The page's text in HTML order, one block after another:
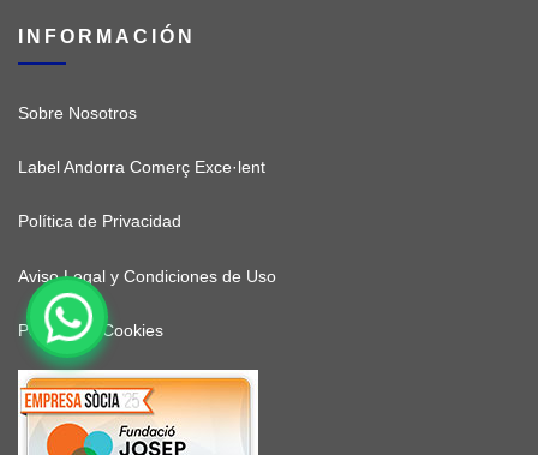
INFORMACIÓN
Sobre Nosotros
Label Andorra Comerç Exce·lent
Política de Privacidad
Aviso Legal y Condiciones de Uso
Política de Cookies